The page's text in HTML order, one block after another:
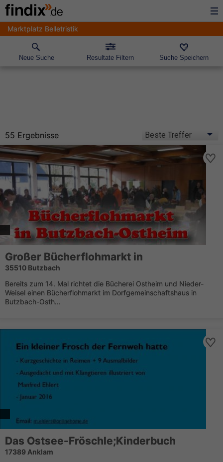
Marktplatz Belletristik
Neue Suche Resultate Filtern Suche Speichern
55 Ergebnisse
Großer Bücherflohmarkt in
35510 Butzbach
Bereits zum 14. Mal richtet die Bücherei Ostheim und Nieder-
Weisel einen Bücherflohmarkt im Dorfgemeinschaftshaus in
Butzbach-Osth...
Das Ostsee-Fröschle;Kinderbuch
17389 Anklam